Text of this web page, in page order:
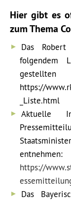
Hier gibt es
zum Thema
Das
folgendem
https://
_Liste.html
Aktuelle
entnehmen:
https://
Das